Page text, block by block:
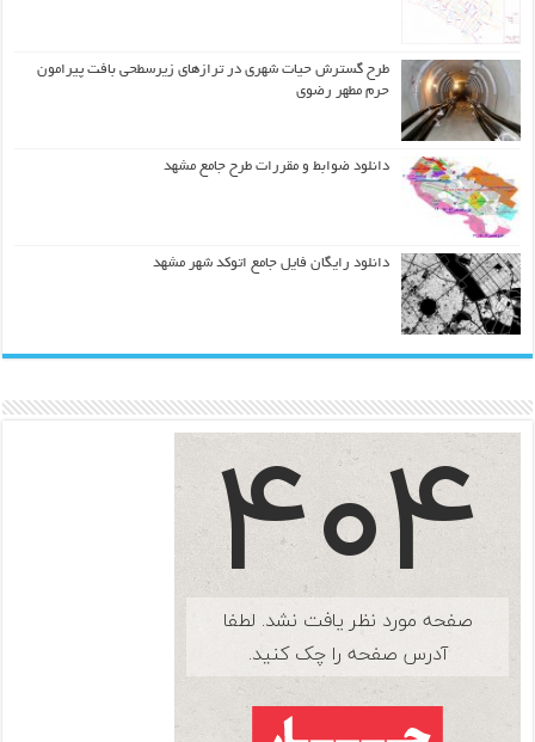
طرح گسترش حیات شهري در ترازهاي زیرسطحی بافت پیرامون
حرم مطهر رضوي
دانلود ضوابط و مقررات طرح جامع مشهد
دانلود رایگان فایل جامع اتوکد شهر مشهد